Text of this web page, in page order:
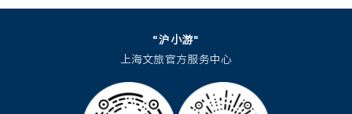
"沪小游"
上海文旅官方服务中心